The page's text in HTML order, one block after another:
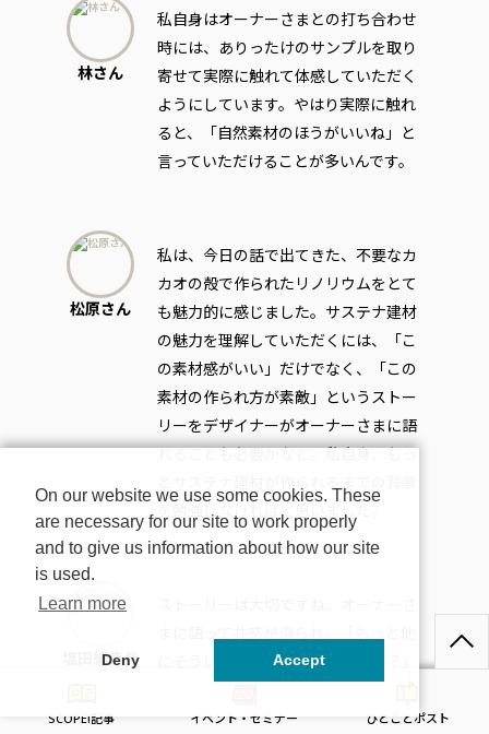
林さん
私自身はオーナーさまとの打ち合わせ
時には、ありったけのサンプルを取り
寄せて実際に触れて体感していただく
ようにしています。やはり実際に触れ
ると、「自然素材のほうがいいね」と
言っていただけることが多いんです。
松原さん
私は、今日の話で出てきた、不要なカ
カオの殻で作られたリノリウムをとて
も魅力的に感じました。サステナ建材
の魅力を理解していただくには、「こ
の素材感がいい」だけでなく、「この
素材の作られ方が素敵」というストー
リーをデザイナーがオーナーさまに語
れることも必要かなと。私自身、もっ
を勉強しなければと思いました。
塩田編集長
にそういうサステナ建材はないの？」
が、大きなうねりにつながっていくよ
SCOPE!記事 イベント・セミナー ひとことポスト
On our website we use some cookies. These
are necessary for our site to work properly
and to give us information about how our site
is used.
Learn more
Deny Accept